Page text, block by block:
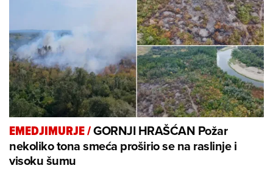
EMEDJIMURJE/GORNJI HRAŠĆAN Požar
nekoliko tona smeća proširio se na raslinje i
visoku šumu